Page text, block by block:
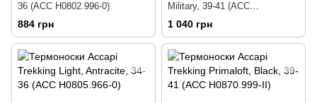
36 (ACC H0802.996-0)
884 грн
Military, 39-41 (ACC
H0653.1799-II)
1 040 грн